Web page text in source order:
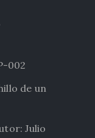
002
de un
Julio